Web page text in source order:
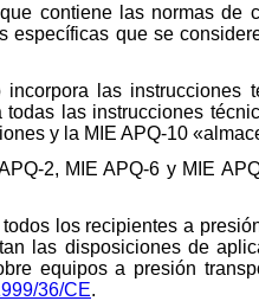
contiene las normas de
que se
las instrucciones
las instrucciones
y la MIE APQ-10
2, MIE APQ-6 y MIE
los recipientes a
las disposiciones de
equipos a presión
36/CE.